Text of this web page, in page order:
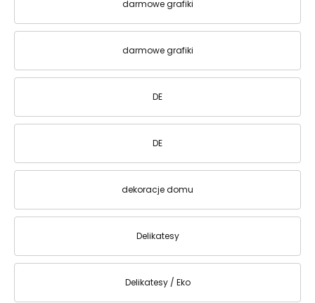
darmowe grafiki
darmowe grafiki
DE
DE
dekoracje domu
Delikatesy
Delikatesy / Eko